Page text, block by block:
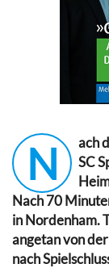
N
ach
SC
Nach 70
in Nordenham.
angetan von
nach